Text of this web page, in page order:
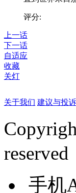
评分:
上一话
下一话
自适应
收藏
关灯
关于我们 建议与投诉
reserved
手机